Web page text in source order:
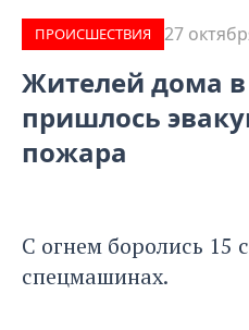
ПРОИCШЕСТВИЯ 27
Жителей дома в
пришлось
пожара
С огнем боролись 15
спецмашинах.